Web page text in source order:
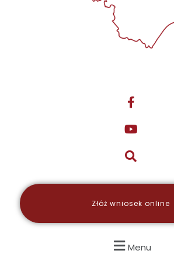
Złóż wniosek online
Menu